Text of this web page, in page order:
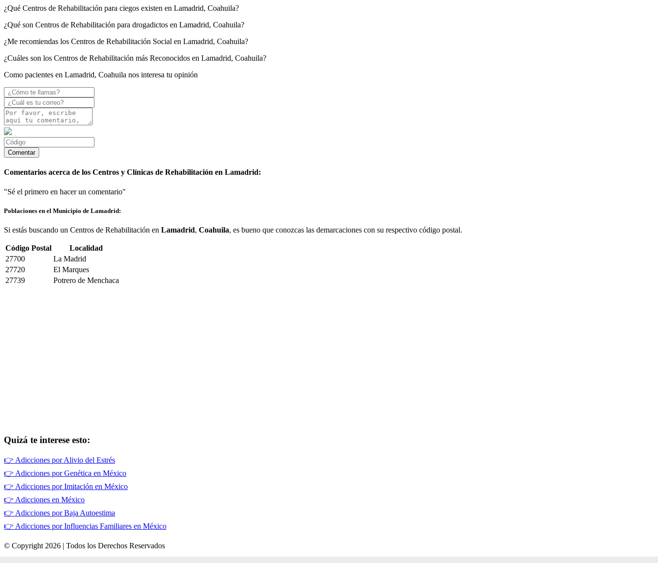
¿Qué Centros de Rehabilitación para ciegos existen en Lamadrid, Coahuila?
¿Qué son Centros de Rehabilitación para drogadictos en Lamadrid, Coahuila?
¿Me recomiendas los Centros de Rehabilitación Social en Lamadrid, Coahuila?
¿Cuáles son los Centros de Rehabilitación más Reconocidos en Lamadrid, Coahuila?
Como pacientes en Lamadrid, Coahuila nos interesa tu opinión
Comentarios acerca de los Centros y Clínicas de Rehabilitación en Lamadrid:
"Sé el primero en hacer un comentario"
Poblaciones en el Municipio de Lamadrid:
Si estás buscando un Centros de Rehabilitación en Lamadrid, Coahuila, es bueno que conozcas las demarcaciones con su respectivo código postal.
Código Postal
Localidad
27700
La Madrid
27720
El Marques
27739
Potrero de Menchaca
Quizá te interese esto:
👉 Adicciones por Alivio del Estrés
👉 Adicciones por Genética en México
👉 Adicciones por Imitación en México
👉 Adicciones en México
👉 Adicciones por Baja Autoestima
👉 Adicciones por Influencias Familiares en México
© Copyright 2026 | Todos los Derechos Reservados